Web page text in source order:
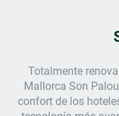
Totalmente
Mallorca Son
confort de los